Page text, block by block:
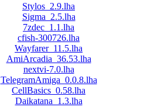
Stylos_2.9.lha
Sigma_2.5.lha
7zdec_1.1.lha
cfish-300726.lha
Wayfarer_11.5.lha
AmiArcadia_36.53.lha
nextvi-7.0.lha
TelegramAmiga_0.0.8.lha
CellBasics_0.58.lha
Daikatana_1.3.lha